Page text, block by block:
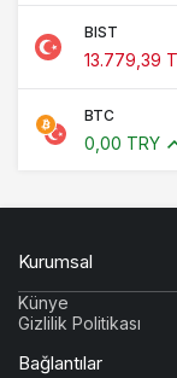
BIST
13.779,39
BTC
0,00 TRY
Kurumsal
Künye
Gizlilik Politikası
Bağlantılar